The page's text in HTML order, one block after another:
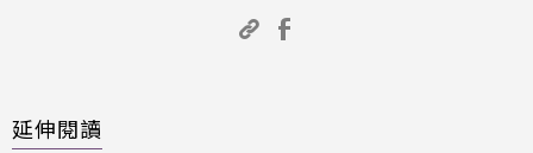
延伸閱讀